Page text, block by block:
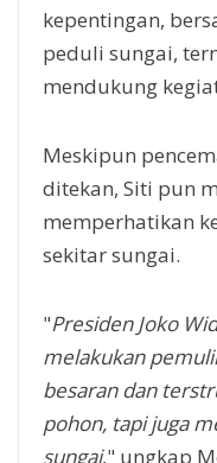
kepentingan,
peduli sungai,
mendukung
Meskipun
ditekan, Siti pun
memperhatikan
sekitar sungai.
"Presiden Joko
melakukan
besaran dan
pohon, tapi juga
sungai," ungkap